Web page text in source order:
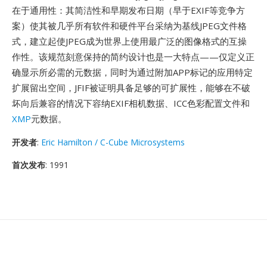
在于通用性：其简洁性和早期发布日期（早于EXIF等竞争方
案）使其被几乎所有软件和硬件平台采纳为基线JPEG文件格
式，建立起使JPEG成为世界上使用最广泛的图像格式的互操
作性。该规范刻意保持的简约设计也是一大特点——仅定义正
确显示所必需的元数据，同时为通过附加APP标记的应用特定
扩展留出空间，JFIF被证明具备足够的可扩展性，能够在不破
坏向后兼容的情况下容纳EXIF相机数据、ICC色彩配置文件和
XMP元数据。
开发者: Eric Hamilton / C-Cube Microsystems
首次发布: 1991